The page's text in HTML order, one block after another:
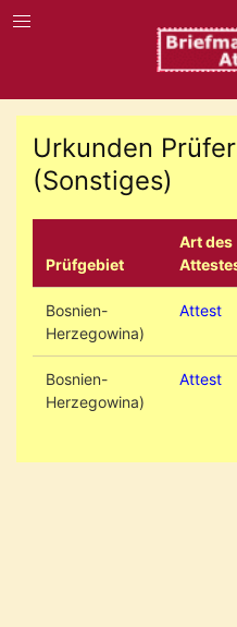
Urkunden
(Sonstiges)
Prüfgebiet
Art des
Bosnien-
Herzegowina)
Attest
Bosnien-
Herzegowina)
Attest